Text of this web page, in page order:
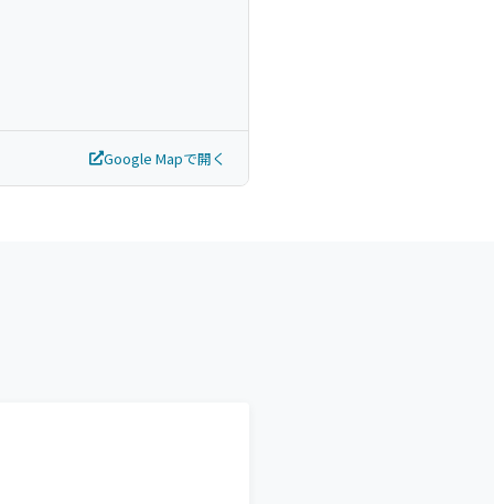
Google Mapで開く